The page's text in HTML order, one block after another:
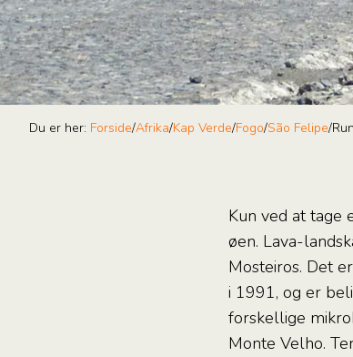
Du er her: Forside/Afrika/Kap Verde/Fogo/São Felipe/
Kun ved at tage
øen. Lava-
Mosteiros. Det
i 1991, og er
forskellige
Monte Velho.